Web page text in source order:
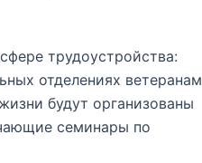
трудоустройства:
отделениях ветеранам
будут организованы
семинары по